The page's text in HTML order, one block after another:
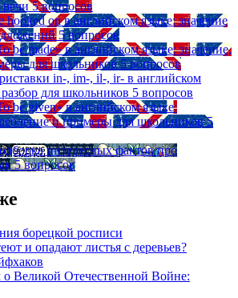
речи 5 вопросов
hooked on в английском языке: значение
5 вопросов
be made» в английском языке: значение,
для школьников 5 вопросов
in-, im-, il-, ir- в английском
для школьников 5 вопросов
be given» в английском языке:
и примеры для школьников 5
интересных фактов про
5 вопросов
борецкой росписи
и опадают листья с деревьев?
о Великой Отечественной Войне: